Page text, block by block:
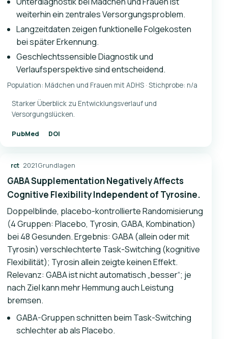
weiterhin ein zentrales Versorgungsproblem.
Langzeitdaten zeigen funktionelle Folgekosten
bei später Erkennung.
Geschlechtssensible Diagnostik und
Verlaufsperspektive sind entscheidend.
Population: Mädchen und Frauen mit ADHS · Stichprobe: n/a
Starker Überblick zu Entwicklungsverlauf und
Versorgungslücken.
PubMed DOI
rct 2021Grundlagen
GABA Supplementation Negatively Affects
Cognitive Flexibility Independent of Tyrosine.
Doppelblinde, placebo-kontrollierte Randomisierung
(4 Gruppen: Placebo, Tyrosin, GABA, Kombination)
bei 48 Gesunden. Ergebnis: GABA (allein oder mit
Tyrosin) verschlechterte Task-Switching (kognitive
Flexibilität); Tyrosin allein zeigte keinen Effekt.
Relevanz: GABA ist nicht automatisch „besser“; je
nach Ziel kann mehr Hemmung auch Leistung
bremsen.
GABA-Gruppen schnitten beim Task-Switching
schlechter ab als Placebo.